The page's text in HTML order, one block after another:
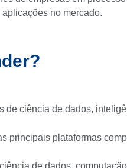
no mercado.
de ciência de dados,
principais plataformas
de dados,